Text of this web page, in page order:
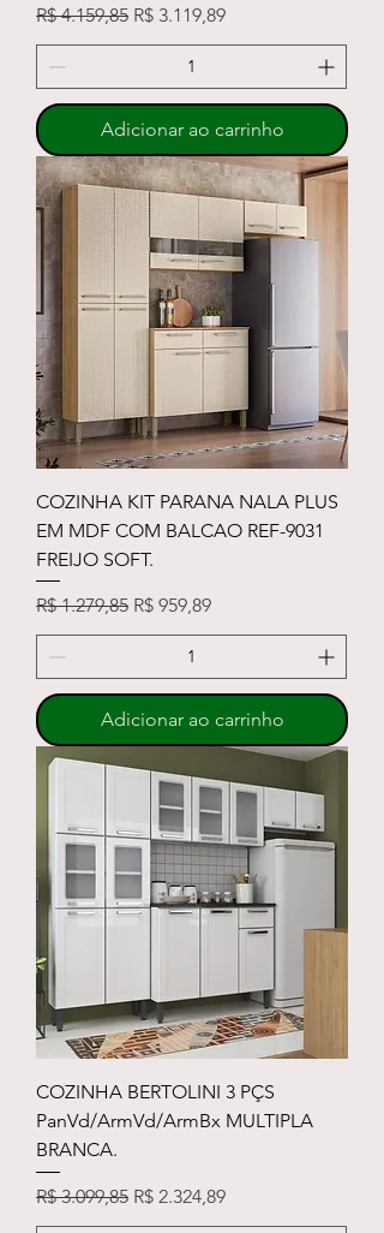
Preço normal
R$ 4.159,85 Preço promocional
R$ 3.119,89
Adicionar ao carrinho
COZINHA KIT PARANA NALA PLUS
EM MDF COM BALCAO REF-9031
FREIJO SOFT.
Preço normal
R$ 1.279,85 Preço promocional
R$ 959,89
Adicionar ao carrinho
COZINHA BERTOLINI 3 PÇS
PanVd/ArmVd/ArmBx MULTIPLA
BRANCA.
Preço normal
R$ 3.099,85 Preço promocional
R$ 2.324,89